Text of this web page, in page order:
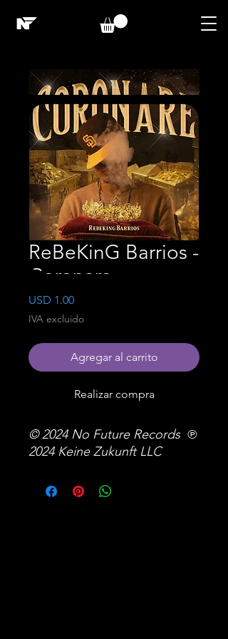
ReBeKinG Barrios -
Coronare
USD 1.00Precio
IVA excluido
Agregar al carrito
Realizar compra
© 2024 No Future Records ℗
2024 Keine Zukunft LLC